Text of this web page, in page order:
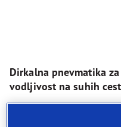
Dirkalna pnevmatika
vodljivost na suhih